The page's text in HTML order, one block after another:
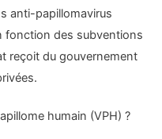
anti-papillomavirus
fonction des subventions
reçoit du gouvernement
humain (VPH) ?